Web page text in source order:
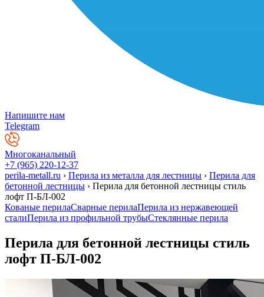
Напишите нам
Telegram
Многоканальный
+7 (965) 220-12-37
perila-metall.ru › Перила из металла для лестницы › Перила для
бетонной лестницы › Перила для бетонной лестницы стиль
лофт П-БЛ-002
Кованые перилаСварные перилаПерила из нержавеющей
сталиПерила из профильной трубыСтеклянные перила
Перила для бетонной лестницы стиль
лофт П-БЛ-002